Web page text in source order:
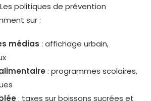
politiques de prévention
sur :
médias : affichage urbain,
: programmes scolaires,
: taxes sur boissons sucrées et